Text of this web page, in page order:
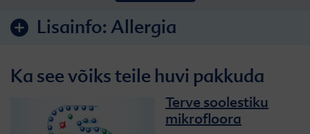
Lisainfo: Allergia
Ka see võiks teile huvi pakkuda
Terve soolestiku
mikrofloora